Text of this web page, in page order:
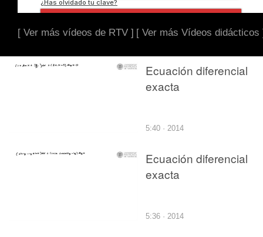
[ Ver más vídeos de RTV ] [ Ver más Vídeos didácticos
Ecuación diferencial
exacta
5:40 · 2014
Ecuación diferencial
exacta
5:36 · 2014